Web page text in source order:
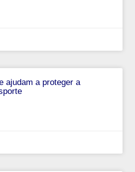
ajudam a proteger a